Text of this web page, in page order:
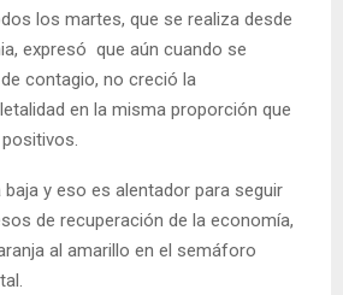
los martes, que se realiza desde
expresó que aún cuando se
contagio, no creció la
en la misma proporción que
baja y eso es alentador para seguir
de recuperación de la economía,
al amarillo en el semáforo